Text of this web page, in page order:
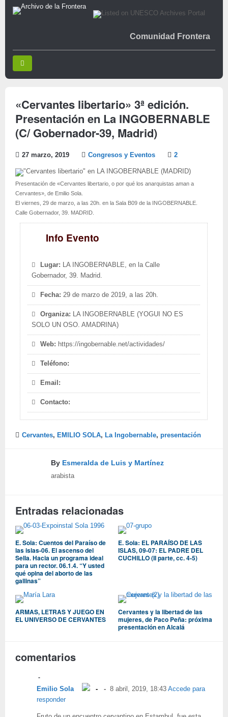
Comunidad Frontera
«Cervantes libertario» 3ª edición.
Presentación en La INGOBERNABLE
(C/ Gobernador-39, Madrid)
27 marzo, 2019 Congresos y Eventos 2
Presentación de «Cervantes libertario, o por qué los anarquistas aman a
Cervantes», de Emilio Sola.
El viernes, 29 de marzo, a las 20h. en la Sala B09 de la INGOBERNABLE.
Calle Gobernador, 39. MADRID.
Info Evento
Lugar: LA INGOBERNABLE, en la Calle
Gobernador, 39. Madrid.
Fecha:29 de marzo de 2019, a las 20h.
Organiza: LA INGOBERNABLE (YOGUI NO ES
SOLO UN OSO. AMADRINA)
Web: https://ingobernable.net/actividades/
Teléfono:
Email:
Contacto:
Cervantes, EMILIO SOLA, La Ingobernable, presentación
By Esmeralda de Luis y Martínez
arabista
Entradas relacionadas
E. Sola: Cuentos del Paraíso de
las islas-06. El ascenso del
Sella. Hacia un programa ideal
para un rector. 06.1.4. “Y usted
qué opina del aborto de las
gallinas”
E. Sola: EL PARAÍSO DE LAS
ISLAS, 09-07: EL PADRE DEL
CUCHILLO (II parte, cc. 4-5)
ARMAS, LETRAS Y JUEGO EN
EL UNIVERSO DE CERVANTES
Cervantes y la libertad de las
mujeres, de Paco Peña: próxima
presentación en Alcalá
comentarios
Emilio Sola 8 abril, 2019, 18:43 Accede para
responder